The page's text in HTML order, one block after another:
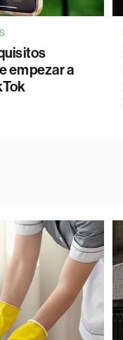
empezar a